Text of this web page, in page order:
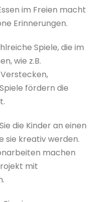
im Freien macht
Erinnerungen.
Spiele, die im
wie z.B.
fördern die
die Kinder an einen
sie kreativ werden.
machen
mit